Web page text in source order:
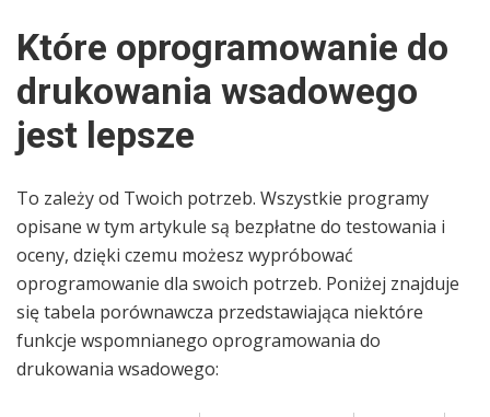
Które oprogramowanie do
drukowania wsadowego
jest lepsze
To zależy od Twoich potrzeb. Wszystkie programy
opisane w tym artykule są bezpłatne do testowania i
oceny, dzięki czemu możesz wypróbować
oprogramowanie dla swoich potrzeb. Poniżej znajduje
się tabela porównawcza przedstawiająca niektóre
funkcje wspomnianego oprogramowania do
drukowania wsadowego: